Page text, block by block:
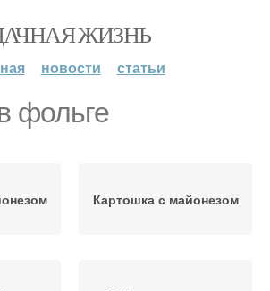
ЖИЗНЬ
новости статьи
фольге
Картошка с майонезом